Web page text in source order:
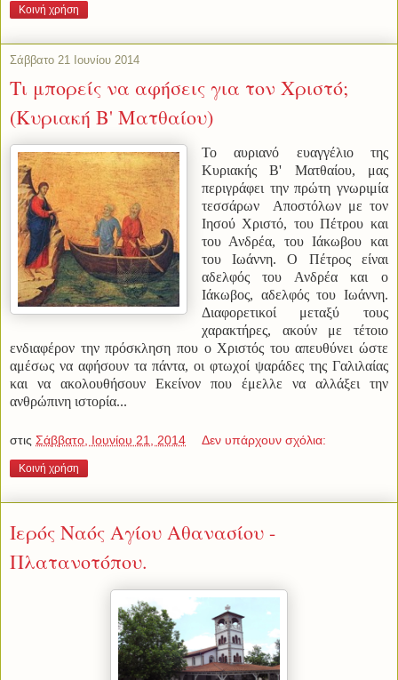
Κοινή χρήση
Σάββατο 21 Ιουνίου 2014
Τι μπορείς να αφήσεις για τον Χριστό;
(Κυριακή Β' Ματθαίου)
Το αυριανό ευαγγέλιο της
Κυριακής Β' Ματθαίου, μας
περιγράφει την πρώτη γνωριμία
τεσσάρων Αποστόλων με τον
Ιησού Χριστό, του Πέτρου και
του Ανδρέα, του Ιάκωβου και
του Ιωάννη. Ο Πέτρος είναι
αδελφός του Ανδρέα και ο
Ιάκωβος, αδελφός του Ιωάννη.
Διαφορετικοί μεταξύ τους
χαρακτήρες, ακούν με τέτοιο
ενδιαφέρον την πρόσκληση που ο Χριστός του απευθύνει ώστε
αμέσως να αφήσουν τα πάντα, οι φτωχοί ψαράδες της Γαλιλαίας
και να ακολουθήσουν Εκείνον που έμελλε να αλλάξει την
ανθρώπινη ιστορία...
στις Σάββατο, Ιουνίου 21, 2014 Δεν υπάρχουν σχόλια:
Κοινή χρήση
Ιερός Ναός Αγίου Αθανασίου -
Πλατανοτόπου.